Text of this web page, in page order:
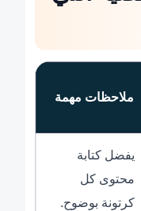
ملاحظات مهمة
يفضل كتابة
محتوى كل
كرتونة بوضوح.